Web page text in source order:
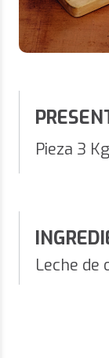
Pieza 3
Leche de